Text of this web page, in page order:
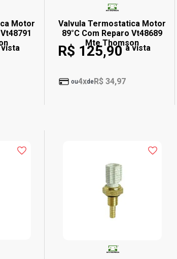
Motor
vista
Valvula Termostatica Motor
89°C Com Reparo Vt48689
Mte Thomson
R$ 125,90 à vista
ou4xdeR$ 34,97